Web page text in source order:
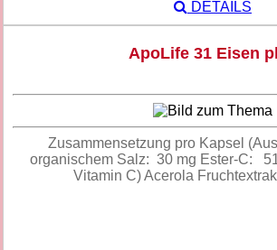
DETAILS
ApoLife 31 Eisen
Zusammensetzung pro Kapsel
organischem Salz: 30 mg Ester-C:
Vitamin C) Acerola